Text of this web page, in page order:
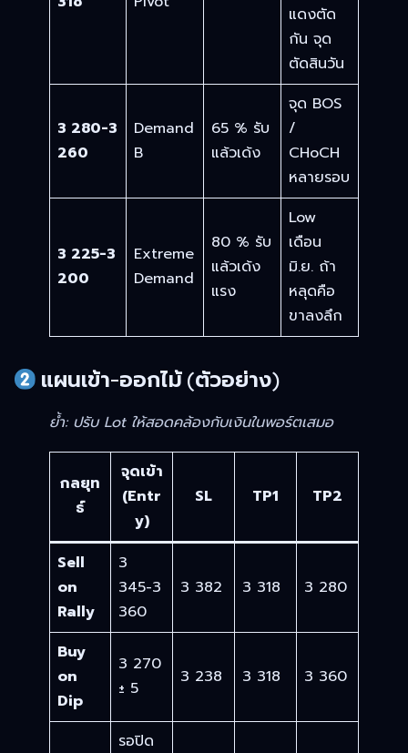
แดงตัด
กัน จุด
ตัดสินวัน
3 280-3
260
Demand
B
65 % รับ
แล้วเด้ง
จุด BOS
/
CHoCH
หลายรอบ
3 225-3
200
Extreme
Demand
80 % รับ
แล้วเด้ง
แรง
Low
เดือน
มิ.ย. ถ้า
หลุดคือ
ขาลงลึก
แผนเข้า-ออกไม้ (ตัวอย่าง)
ย้ำ: ปรับ Lot ให้สอดคล้องกับเงินในพอร์ตเสมอ
กลยุท
ธ์
จุดเข้า
(Entr
y)
SL TP1 TP2
Sell
on
Rally
3
345-3
360
3 382 3 318 3 280
Buy
on
Dip
3 270
± 5
3 238 3 318 3 360
รอปิด